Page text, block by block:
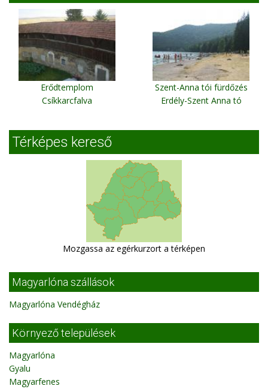
Erődtemplom
Csíkkarcfalva
Szent-Anna tói fürdőzés
Erdély-Szent Anna tó
Térképes kereső
Mozgassa az egérkurzort a térképen
Magyarlóna szállások
Magyarlóna Vendégház
Környező települések
Magyarlóna
Gyalu
Magyarfenes